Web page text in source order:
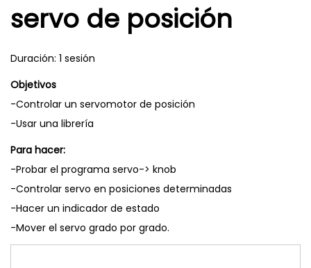
servo de posición
Duración: 1 sesión
Objetivos
-Controlar un servomotor de posición
-Usar una librería
Para hacer:
-Probar el programa servo-> knob
-Controlar servo en posiciones determinadas
-Hacer un indicador de estado
-Mover el servo grado por grado.